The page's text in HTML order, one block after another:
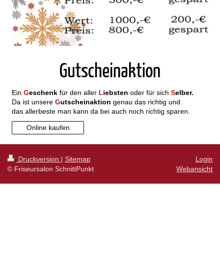
Gutscheinaktion
Ein Geschenk für den aller Liebsten oder für sich Selber.
Da ist unsere Gutscheinaktion genau das richtig und
das allerbeste man kann da bei auch noch richtig sparen.
Online kaufen
Druckversion | Sitemap
© Friseursalon SchnittPunkt
Login
Webansicht